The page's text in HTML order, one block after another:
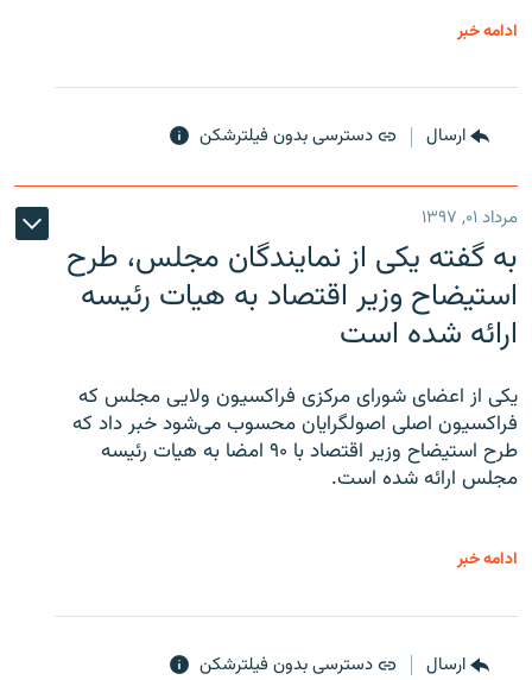
ادامه خبر
ارسال دسترسی بدون فیلترشکن
مرداد ۰۱, ۱۳۹۷
به گفته یکی از نمایندگان مجلس، طرح
استیضاح وزیر اقتصاد به هیات رئیسه
ارائه شده است
یکی از اعضای شورای مرکزی فراکسیون ولایی مجلس که
فراکسیون اصلی اصولگرایان محسوب می‌شود خبر داد که
طرح استیضاح وزیر اقتصاد با ۹۰ امضا به هیات رئیسه
مجلس ارائه شده است.
ادامه خبر
ارسال دسترسی بدون فیلترشکن